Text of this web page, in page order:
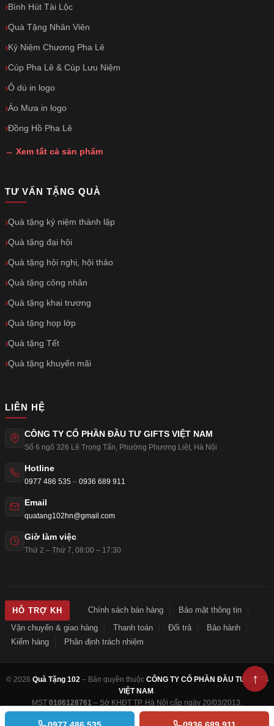
Bình Hút Tài Lộc
Quà Tặng Nhân Viên
Kỷ Niệm Chương Pha Lê
Cúp Pha Lê & Cúp Lưu Niệm
Ô dù in logo
Áo Mưa in logo
Đồng Hồ Pha Lê
→ Xem tất cả sản phẩm
TƯ VẤN TẶNG QUÀ
Quà tặng kỷ niệm thành lập
Quà tặng đại hội
Quà tặng hội nghị, hội thảo
Quà tặng công nhân
Quà tặng khai trương
Quà tặng họp lớp
Quà tặng Tết
Quà tặng khuyến mãi
LIÊN HỆ
CÔNG TY CỔ PHẦN ĐẦU TƯ GIFTS VIỆT NAM
Số 6 ngõ 326 Lê Trọng Tấn, Phường Phương Liệt, Hà Nội
Hotline
0977 486 535 – 0936 689 911
Email
quatang102hn@gmail.com
Giờ làm việc
Thứ 2 – Thứ 7, 08:00 – 17:30
HỖ TRỢ KH Chính sách bán hàng
Bảo mật thông tin
Vận chuyển & giao hàng
Thanh toán Đổi trả
Bảo hành
Kiểm hàng
Phân định trách nhiệm
© 2026 Quà Tặng 102– Bản quyền thuộc CÔNG TY CỔ PHẦN ĐẦU TƯ GIFTS
VIỆT NAM .
MST 0106128761 – Sở KHĐT TP. Hà Nội cấp ngày 20/03/2013.